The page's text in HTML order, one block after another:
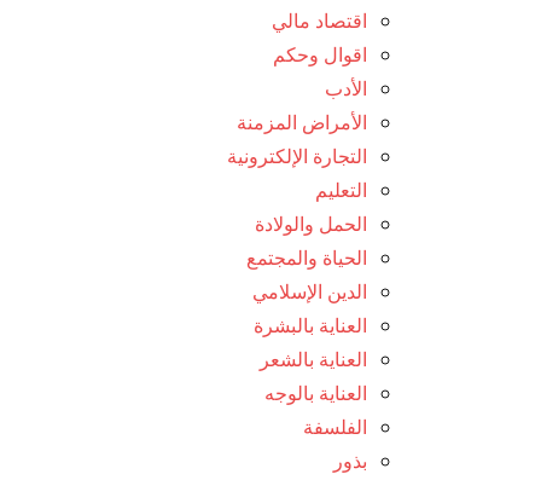
اقتصاد مالي
اقوال وحكم
الأدب
الأمراض المزمنة
التجارة الإلكترونية
التعليم
الحمل والولادة
الحياة والمجتمع
الدين الإسلامي
العناية بالبشرة
العناية بالشعر
العناية بالوجه
الفلسفة
بذور